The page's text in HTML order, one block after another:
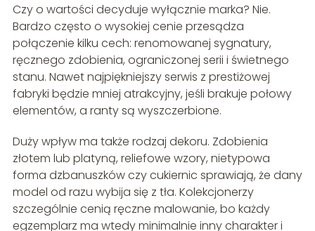
Czy o wartości decyduje wyłącznie marka? Nie.
Bardzo często o wysokiej cenie przesądza
połączenie kilku cech: renomowanej sygnatury,
ręcznego zdobienia, ograniczonej serii i świetnego
stanu. Nawet najpiękniejszy serwis z prestiżowej
fabryki będzie mniej atrakcyjny, jeśli brakuje połowy
elementów, a ranty są wyszczerbione.
Duży wpływ ma także rodzaj dekoru. Zdobienia
złotem lub platyną, reliefowe wzory, nietypowa
forma dzbanuszków czy cukiernic sprawiają, że dany
model od razu wybija się z tła. Kolekcjonerzy
szczególnie cenią ręczne malowanie, bo każdy
egzemplarz ma wtedy minimalnie inny charakter i